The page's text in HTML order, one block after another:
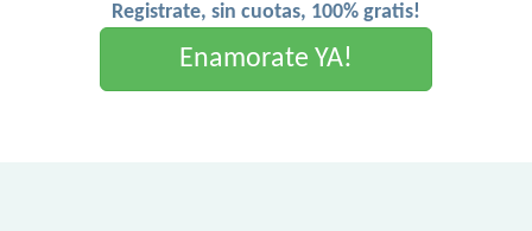
Registrate, sin cuotas, 100% gratis!
Enamorate YA!